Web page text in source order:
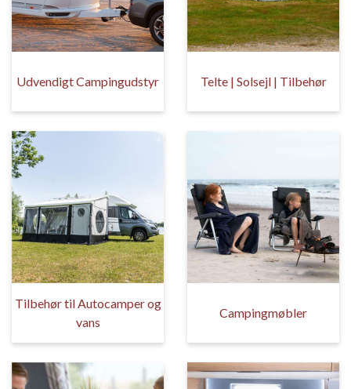
Udvendigt Campingudstyr Telte | Solsejl | Tilbehør
Tilbehør til Autocamper og
vans
Campingmøbler